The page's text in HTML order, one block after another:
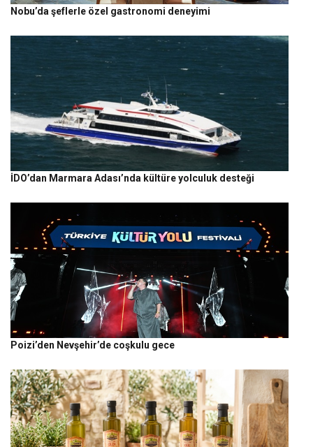
Nobu’da şeflerle özel gastronomi deneyimi
İDO’dan Marmara Adası’nda kültüre yolculuk desteği
Poizi’den Nevşehir’de coşkulu gece